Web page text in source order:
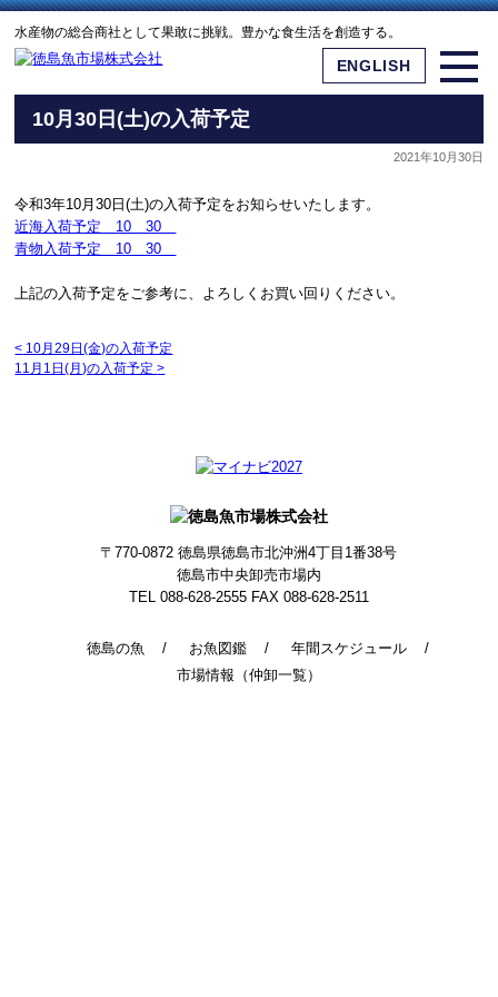
水産物の総合商社として果敢に挑戦。豊かな食生活を創造する。
ENGLISH
10月30日(土)の入荷予定
2021年10月30日
令和3年10月30日(土)の入荷予定をお知らせいたします。
近海入荷予定 10 30
青物入荷予定 10 30
上記の入荷予定をご参考に、よろしくお買い回りください。
< 10月29日(金)の入荷予定
11月1日(月)の入荷予定>
徳島の魚 お魚図鑑
年間スケジュール
市場情報（仲卸一覧）
〒770-0872徳島県徳島市北沖洲4丁目1番38号
徳島市中央卸売市場内
TEL 088-628-2555 FAX 088-628-2511